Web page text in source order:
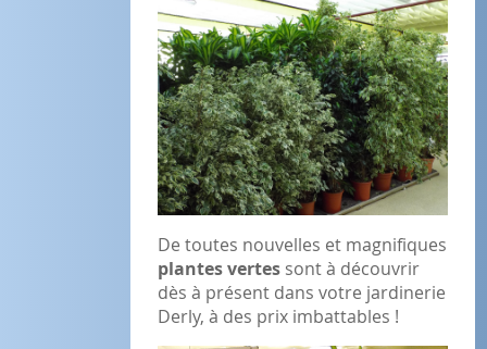
De toutes nouvelles et magnifiques
plantes vertessont à découvrir
dès à présent dans votre jardinerie
Derly, à des prix imbattables !